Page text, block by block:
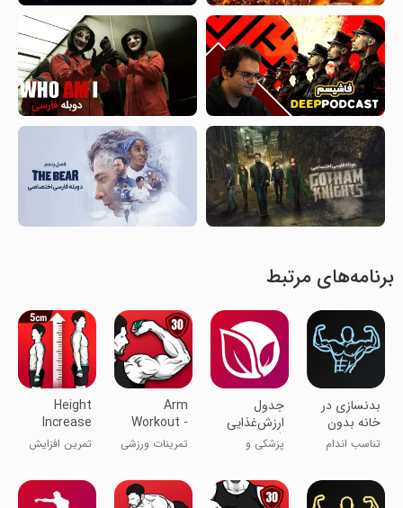
برنامه‌های مرتبط
‏‏بدنسازی در
خانه بدون
تجهیزات
تناسب اندام
‏جدول
ارزش‌غذایی
(کالری،
ویتامین...)
پزشکی و
Arm
Workout -
Biceps
Exercise
تمرینات ورزشی
بازو
Height
Increase
Workout
تمرین افزایش